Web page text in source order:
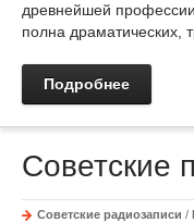
древнейшей
полна драматических,
Подробнее
Советские
Советские радиозаписи /